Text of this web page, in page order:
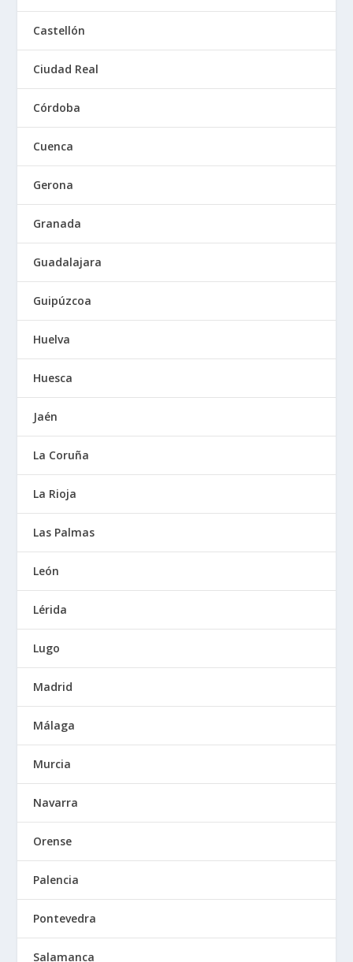
Castellón
Ciudad Real
Córdoba
Cuenca
Gerona
Granada
Guadalajara
Guipúzcoa
Huelva
Huesca
Jaén
La Coruña
La Rioja
Las Palmas
León
Lérida
Lugo
Madrid
Málaga
Murcia
Navarra
Orense
Palencia
Pontevedra
Salamanca